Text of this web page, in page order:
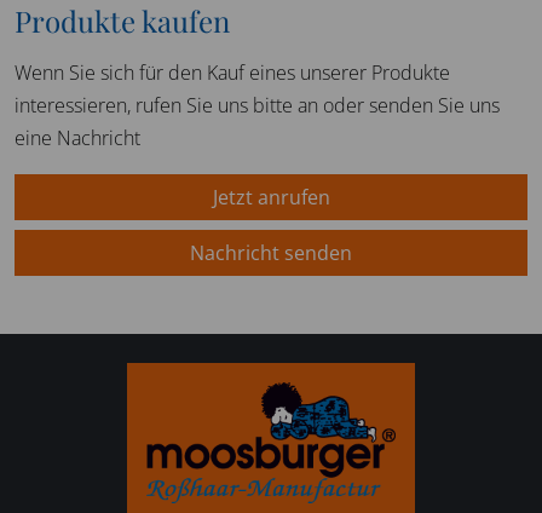
Produkte kaufen
Wenn Sie sich für den Kauf eines unserer Produkte
interessieren, rufen Sie uns bitte an oder senden Sie uns
eine Nachricht
Jetzt anrufen
Nachricht senden